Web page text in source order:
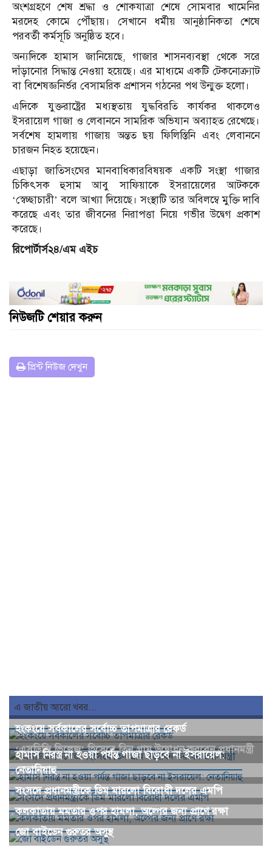
অংশগ্রহণে শেষ শ্রদ্ধা ও শোকযাত্রা শেষে সোমবার খামেনির
মরদেহ কোমে পৌঁছায়। সেখানে ধর্মীয় আনুষ্ঠানিকতা শেষে
পরবর্তী কর্মসূচি অনুষ্ঠিত হবে।
অন্যদিকে হামাস জানিয়েছে, গাজার শাসনব্যবস্থা থেকে সরে
দাঁড়ানোর সিদ্ধান্ত নেওয়া হয়েছে। এর মাধ্যমে একটি টেকনোক্র্যাট
বা বিশেষজ্ঞনির্ভর বেসামরিক প্রশাসন গঠনের পথ উন্মুক্ত হলো।
এদিকে যুক্তরাষ্ট্রের মধ্যস্থতায় যুদ্ধবিরতি কার্যকর থাকলেও
ইসরায়েল গাজা ও লেবাননে সামরিক অভিযান অব্যাহত রেখেছে।
সর্বশেষ হামলায় গাজায় অন্তত ছয় ফিলিস্তিনি এবং লেবাননে
চারজন নিহত হয়েছেন।
এছাড়া জাতিসংঘের মানবাধিকারবিষয়ক একটি সংস্থা গাজার
চিকিৎসক হুসাম আবু সাফিয়াকে ইসরায়েলের আটককে
‘স্বেচ্ছাচারী’ বলে আখ্যা দিয়েছে। সংস্থাটি তার অবিলম্বে মুক্তি দাবি
করেছে এবং তার জীবনের নিরাপত্তা নিয়ে গভীর উদ্বেগ প্রকাশ
করেছে।
রিপোর্টার্স২৪/এম এইচ
নিউজটি শেয়ার করুন
প্রিন্ট নিউজ দেখুন
এ জাতীয় আরো খবর...
হংকংয়ে সর্বকালের সর্বোচ্চ তাপমাত্রার রেকর্ড
‘এসডিজি ভিলেজ’ হিসেবে তিন গ্রাম উদ্বোধন করবেন প্রধানমন্ত্রী
হামাস নিরস্ত্র না হওয়া পর্যন্ত গাজা ছাড়বে না ইসরায়েল:
নেতানিয়াহু
সংসদে প্রধানমন্ত্রীকে ডিম মারলো বিরোধী দলের এমপি
কলকাতায় মমতার ওপর হামলা, অল্পের জন্য প্রাণে রক্ষা
জো বাইডেন গুরুতর অসুস্থ